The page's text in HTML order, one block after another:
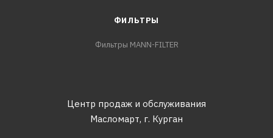
ФИЛЬТРЫ
Фильтры MANN-FILTER
Центр продаж и обслуживания
Масломарт, г. Курган